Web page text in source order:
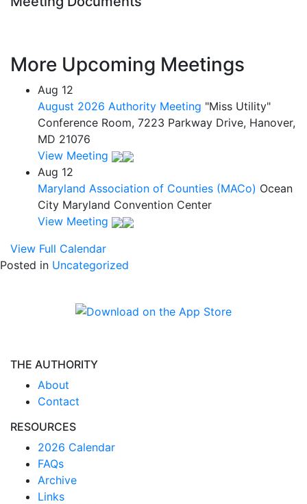
More Upcoming Meetings
Aug 12
August 2026 Authority Meeting "Miss Utility"
Conference Room, 7223 Parkway Drive, Hanover,
MD 21076
View Meeting
Aug 12
Maryland Association of Counties (MACo) Ocean
City Maryland Convention Center
View Meeting
View Full Calendar
Posted in Uncategorized
THE AUTHORITY
About
Contact
RESOURCES
2026 Calendar
FAQs
Archive
Links